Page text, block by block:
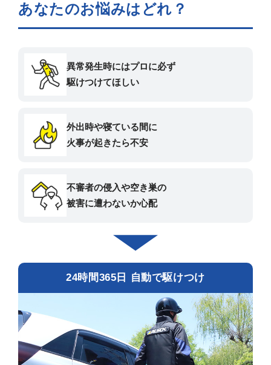
あなたのお悩みはどれ？
異常発生時にはプロに必ず
駆けつけてほしい
外出時や寝ている間に
火事が起きたら不安
不審者の侵入や空き巣の
被害に遭わないか心配
24時間365日 自動で駆けつけ